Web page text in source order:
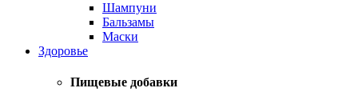
Шампуни
Бальзамы
Маски
Здоровье
Пищевые добавки